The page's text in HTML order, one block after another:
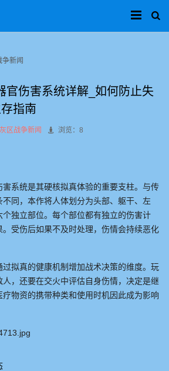
争新闻
官伤害系统详解_如何防止失
指南
灰区战争新闻 浏览：8
系统是其硬核拟真体验的重要支柱。与传
同，本作将人体划分为头部、躯干、左
独立部位。每个部位都有独立的伤害计
受伤后如果不及时处理，伤情会持续恶化
拟真的健康机制增加战术决策的维度。玩
，还要在交火中评估自身伤情，决定是继
物资的携带种类和使用时机因此成为影响